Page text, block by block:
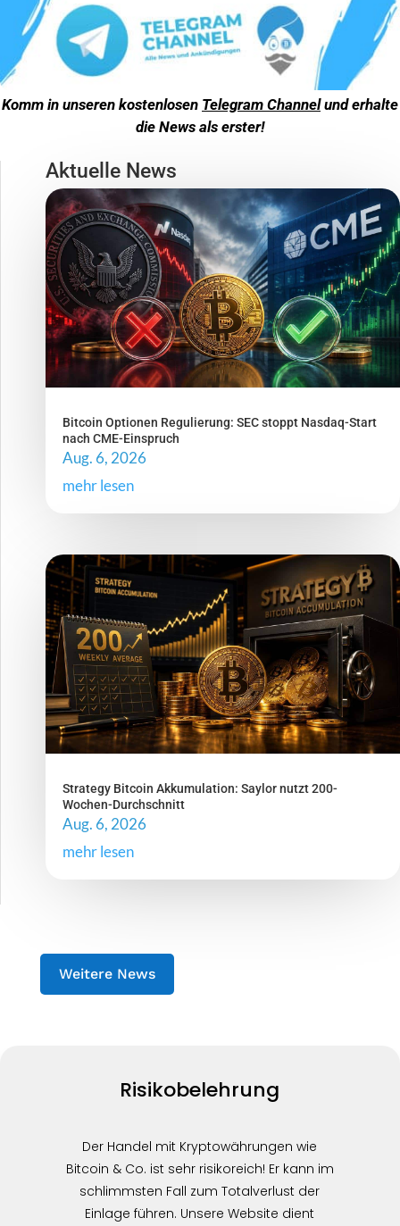
Komm in unseren kostenlosen Telegram Channelund erhalte
die News als erster!
Aktuelle News
Bitcoin Optionen Regulierung: SEC stoppt Nasdaq-Start
nach CME-Einspruch
Aug. 6, 2026
mehr lesen
Strategy Bitcoin Akkumulation: Saylor nutzt 200-
Wochen-Durchschnitt
Aug. 6, 2026
mehr lesen
Weitere News
Risikobelehrung
Der Handel mit Kryptowährungen wie
Bitcoin & Co. ist sehr risikoreich! Er kann im
schlimmsten Fall zum Totalverlust der
Einlage führen. Unsere Website dient